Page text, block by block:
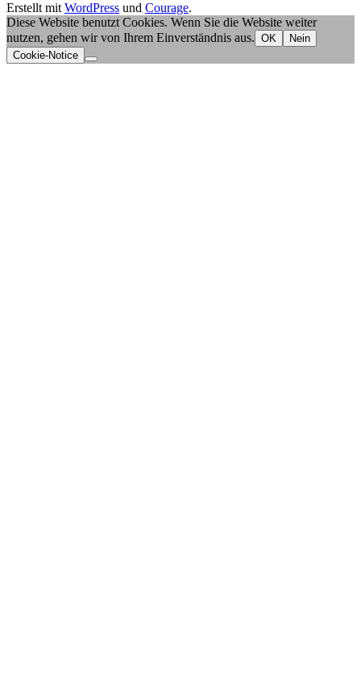
Erstellt mit WordPress und Courage.
Diese Website benutzt Cookies. Wenn Sie die Website weiter
nutzen, gehen wir von Ihrem Einverständnis aus. OK
Nein
Cookie-Notice